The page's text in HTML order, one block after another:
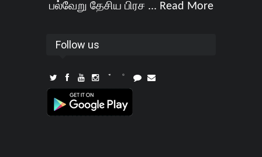
பல்வேறு தேசிய பிரச ... Read More
Follow us